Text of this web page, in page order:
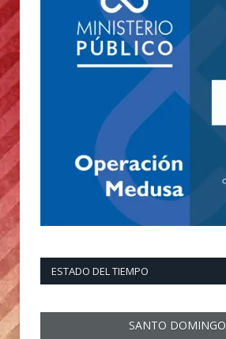
ESTADO DEL TIEMPO
SANTO DOMINGO